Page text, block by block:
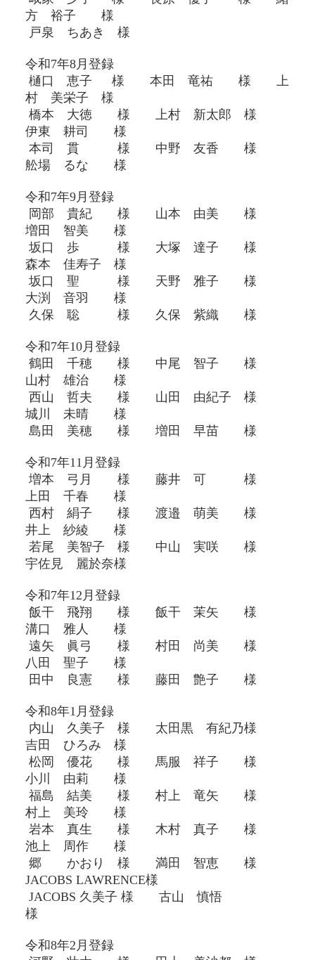
方 裕子 様
戸泉 ちあき 様
令和7年8月登録
樋口 恵子 様 本田 竜祐 様 上
村 美栄子 様
橋本 大徳 様 上村 新太郎 様
伊東 耕司 様
本司 貫 様 中野 友香 様
舩場 るな 様
令和7年9月登録
岡部 貴紀 様 山本 由美 様
増田 智美 様
坂口 歩 様 大塚 達子 様
森本 佳寿子 様
坂口 聖 様 天野 雅子 様
大渕 音羽 様
久保 聡 様 久保 紫織 様
令和7年10月登録
鶴田 千穂 様 中尾 智子 様
山村 雄治 様
西山 哲夫 様 山田 由紀子 様
城川 未晴 様
島田 美穂 様 増田 早苗 様
令和7年11月登録
増本 弓月 様 藤井 可 様
上田 千春 様
西村 絹子 様 渡邉 萌美 様
井上 紗綾 様
若尾 美智子 様 中山 実咲 様
宇佐見 麗於奈様
令和7年12月登録
飯干 飛翔 様 飯干 茉矢 様
溝口 雅人 様
遠矢 眞弓 様 村田 尚美 様
八田 聖子 様
田中 良憲 様 藤田 艶子 様
令和8年1月登録
内山 久美子 様 太田黒 有紀乃様
吉田 ひろみ 様
松岡 優花 様 馬服 祥子 様
小川 由莉 様
福島 結美 様 村上 竜矢 様
村上 美玲 様
岩本 真生 様 木村 真子 様
池上 周作 様
郷 かおり
様 満田 智恵 様
JACOBS LAWRENCE様
JACOBS 久美子 様 古山 慎悟
様
令和8年2 月登録